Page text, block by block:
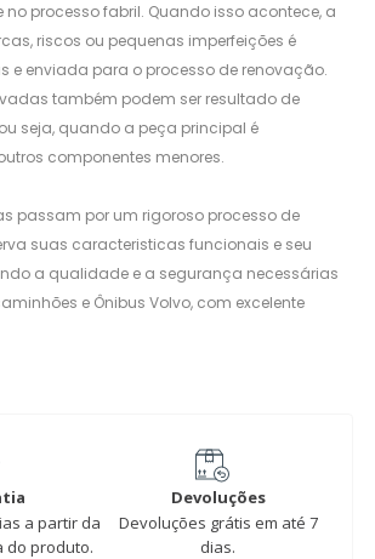
processo fabril. Quando isso acontece, a
riscos ou pequenas imperfeições é
e enviada para o processo de renovação.
também podem ser resultado de
seja, quando a peça principal é
componentes menores.
passam por um rigoroso processo de
suas caracteristicas funcionais e seu
a qualidade e a segurança necessárias
e Ônibus Volvo, com excelente
a partir da
do produto.
Devoluções
Devoluções grátis em até 7
dias.